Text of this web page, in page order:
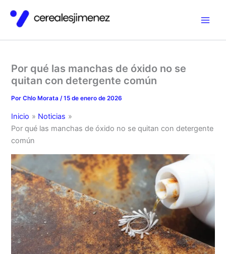
contenido
Por qué las manchas de óxido no se
quitan con detergente común
PorChlo Morata /15 de enero de 2026
Inicio
Noticias
Por qué las manchas de óxido no se quitan con detergente
común